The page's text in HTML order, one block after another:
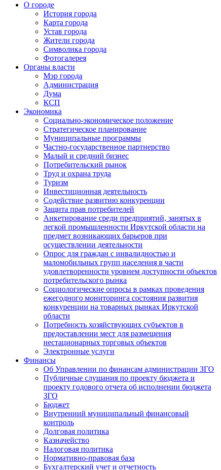
О городе
История города
Карта города
Устав города
Жители города
Символика города
Фотогалерея
Органы власти
Мэр города
Администрация
Дума
КСП
Экономика
Социально-экономическое положение
Стратегическое планирование
Муниципальные программы
Частно-государственное партнерство
Малый и средний бизнес
Потребительский рынок
Труд и охрана труда
Туризм
Инвестиционная деятельность
Содействие развитию конкуренции
Защита прав потребителей
Анкетирование среди предприятий, занятых в
легкой промышленности Иркутской области на
предмет возникающих барьеров при
осуществлении деятельности
Опрос для граждан с инвалидностью и
маломобильных групп населения в части
удовлетворенности уровнем доступности объектов
потребительского рынка
Социологические опросы в рамках проведения
ежегодного мониторинга состояния развития
конкуренции на товарных рынках Иркутской
области
Потребность хозяйствующих субъектов в
предоставлении мест для размещения
нестационарных торговых объектов
Электронные услуги
Финансы
Об Управлении по финансам администрации ЗГО
Публичные слушания по проекту бюджета и
проекту годового отчета об исполнении бюджета
ЗГО
Бюджет
Внутренний муниципальный финансовый
контроль
Долговая политика
Казначейство
Налоговая политика
Нормативно-правовая база
Бухгалтерский учет и отчетность